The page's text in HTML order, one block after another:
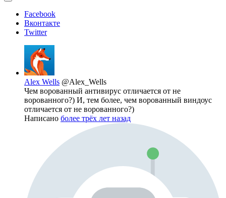
Facebook
Вконтакте
Twitter
Alex Wells @Alex_Wells
Чем ворованный антивирус отличается от не
ворованного?) И, тем более, чем ворованный виндоус
отличается от не ворованного?)
Написано более трёх лет назад